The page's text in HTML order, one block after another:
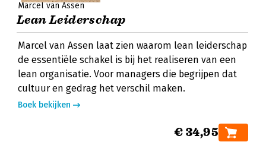
Marcel van Assen
Lean Leiderschap
Marcel van Assen laat zien waarom lean leiderschap
de essentiële schakel is bij het realiseren van een
lean organisatie. Voor managers die begrijpen dat
cultuur en gedrag het verschil maken.
Boek bekijken
€ 34,95